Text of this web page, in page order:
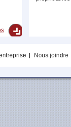
Nous joindre